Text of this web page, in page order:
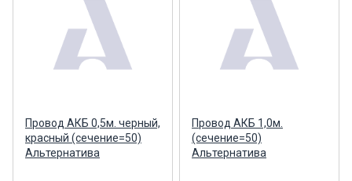
Провод АКБ 0,5м. черный,
красный (сечение=50)
Альтернатива
Провод АКБ 1,0м.
(сечение=50)
Альтернатива